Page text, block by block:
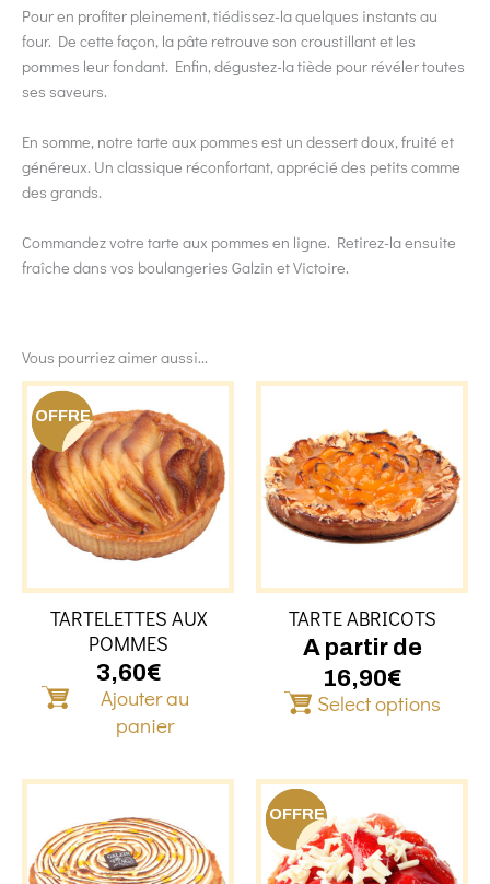
Pour en profiter pleinement, tiédissez-la quelques instants au
four. De cette façon, la pâte retrouve son croustillant et les
pommes leur fondant. Enfin, dégustez-la tiède pour révéler toutes
ses saveurs.
En somme, notre tarte aux pommes est un dessert doux, fruité et
généreux. Un classique réconfortant, apprécié des petits comme
des grands.
Commandez votre tarte aux pommes en ligne. Retirez-la ensuite
fraîche dans vos boulangeries Galzin et Victoire.
Vous pourriez aimer aussi...
OFFRE
TARTELETTES AUX
POMMES
3,60€
Ajouter au
panier
TARTE ABRICOTS
A partir de
16,90€
Select options
Ce
Les
être
Ce
plusieurs
OFFRE